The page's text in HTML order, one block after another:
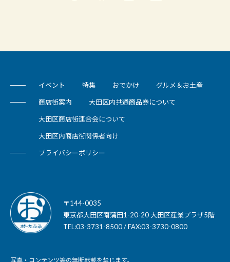
イベント 特集 おでかけ グルメ＆お土産
商店街案内 大田区内共通商品券について
大田区商店街連合会について
大田区内商店街関係者向け
プライバシーポリシー
〒144-0035
東京都大田区南蒲田1-20-20 大田区産業プラザ5階
TEL:03-3731-8500 / FAX:03-3730-0800
写真・コンテンツ等の無断転載を禁じます。